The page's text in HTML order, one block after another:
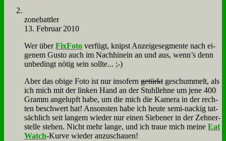
zone­batt­ler
13. Februar 2010
Wer überFix­Fo­to ver­fügt, knipst An­zei­ge­seg­men­te nach ei­
ge­nem Gu­sto auch im Nach­hin­ein an und aus, wenn’s denn
un­be­dingt nö­tig sein soll­te... ;-)
Aber das obi­ge Fo­to ist nur in­so­fern ge­türkt ge­schum­melt, als
ich mich mit der lin­ken Hand an der Stuhl­leh­ne um je­ne 400
Gramm an­ge­lupft ha­be, um die mich die Ka­me­ra in der rech­
ten be­schwert hat! An­son­sten ha­be ich heu­te se­mi-nackig tat­
säch­lich seit lan­gem wie­der nur ei­nen Sie­be­ner in der Zeh­ner­
stel­le ste­hen. Nicht mehr lan­ge, und ich traue mich mei­ne Eat
Watch-Kur­ve wie­der an­zu­schau­en!